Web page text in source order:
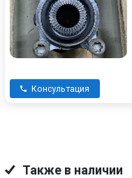
Консультация
Также в наличии